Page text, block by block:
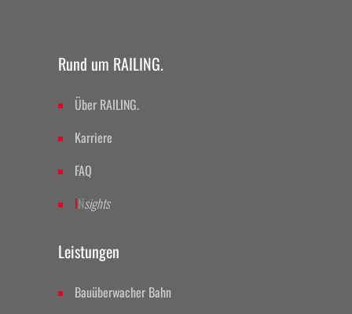
Rund um RAILING.
Über RAILING.
Karriere
FAQ
INsights
Leistungen
Bauüberwacher Bahn